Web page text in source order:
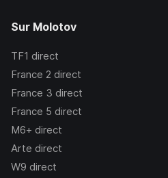
Sur Molotov
TF1 direct
France 2 direct
France 3 direct
France 5 direct
M6+ direct
Arte direct
W9 direct